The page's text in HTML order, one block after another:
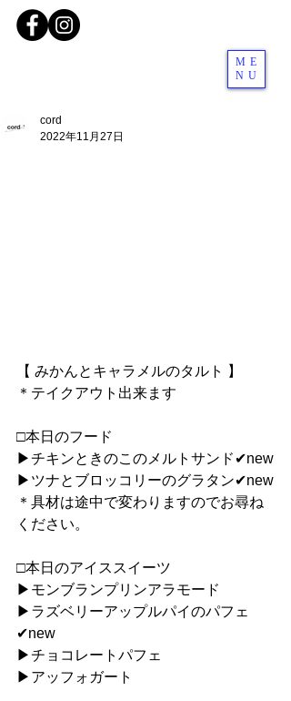
ME
NU
cord
2022年11月27日
【 みかんとキャラメルのタルト 】
＊テイクアウト出来ます
□本日のフード
▶︎チキンときのこのメルトサンド✔︎new
▶︎ツナとブロッコリーのグラタン✔︎new
＊具材は途中で変わりますのでお尋ね
ください。
□本日のアイススイーツ
▶︎モンブランプリンアラモード
▶︎ラズベリーアップルパイのパフェ
✔︎new
▶︎チョコレートパフェ
▶︎アッフォガート